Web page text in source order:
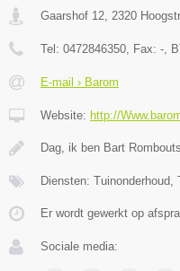
Gaarshof 12 2320
Tel: 0472846350 , Fax: - ,
E-mail › Barom
Website: http://
Dag, ik ben Bart
Diensten:
Er wordt gewerkt op
Sociale media: